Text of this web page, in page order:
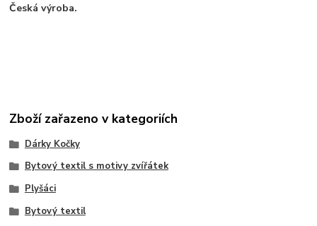
Česká výroba.
Zboží zařazeno v kategoriích
Dárky Kočky
Bytový textil s motivy zvířátek
Plyšáci
Bytový textil